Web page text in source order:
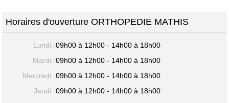
Horaires d'ouverture ORTHOPEDIE MATHIS
Lundi :09h00 à 12h00 - 14h00 à 18h00
Mardi :09h00 à 12h00 - 14h00 à 18h00
Mercredi :09h00 à 12h00 - 14h00 à 18h00
Jeudi :09h00 à 12h00 - 14h00 à 18h00